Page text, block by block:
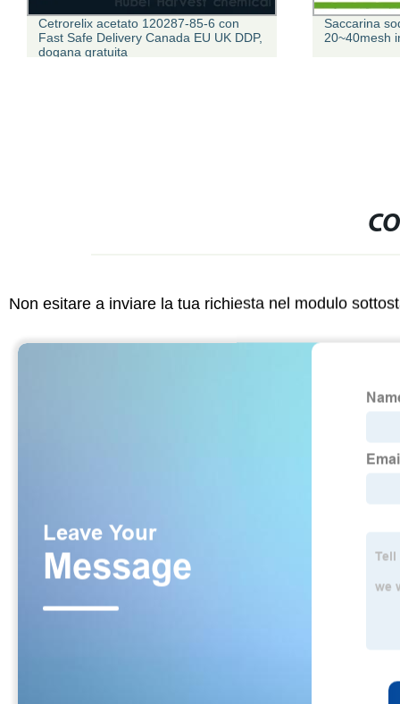
Cetrorelix acetato 120287-85-6 con
Fast Safe Delivery Canada EU UK DDP,
dogana gratuita
Saccarina
20~40mesh
Non esitare a inviare la tua richiesta nel modulo